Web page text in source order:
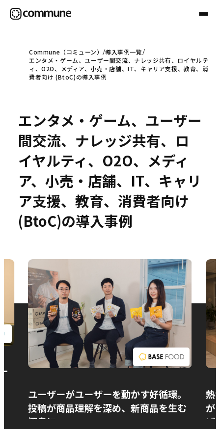
Communeについて
事例
セミナー
お役立ち情報
Commune（コミューン）
導入事例一覧
エンタメ・ゲーム、ユーザー間交流、ナレッジ共有、ロイヤルテ
ィ、O2O、メディア、小売・店舗、IT、キャリア支援、教育、消
費者向け (BtoC)の導入事例
エンタメ・ゲーム、ユーザー
間交流、ナレッジ共有、ロ
イヤルティ、O2O、メディ
ア、小売・店舗、IT、キャリ
ア支援、教育、消費者向け
(BtoC)の導入事例
ユーザーがユーザーを動かす好循環。
投稿が商品理解を深め、新商品を生む
源泉に
熱
が
ぱ